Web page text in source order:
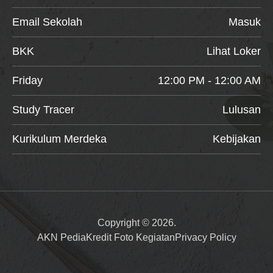
Email Sekolah Masuk
BKK Lihat Loker
Friday 12:00 PM - 12:00 AM
Study Tracer Lulusan
Kurikulum Merdeka Kebijakan
Copyright © 2026.
AKN PediaKredit Foto KegiatanPrivacy Policy